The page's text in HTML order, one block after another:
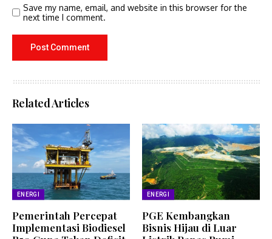
Save my name, email, and website in this browser for the
next time I comment.
Related Articles
ENERGI
Pemerintah Percepat
Implementasi Biodiesel
ENERGI
PGE Kembangkan
Bisnis Hijau di Luar